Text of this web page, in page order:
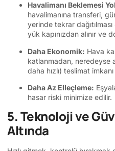
Havalimanı Beklemesi
havalimanına transferi,
yerinde tekrar
yük kapınızdan alınır ve
Daha Ekonomik: Hava
katlanmadan, neredeyse
daha hızlı) teslimat imkanı
Daha Az Elleçleme:
hasar riski minimize edilir.
5. Teknoloji ve
Altında